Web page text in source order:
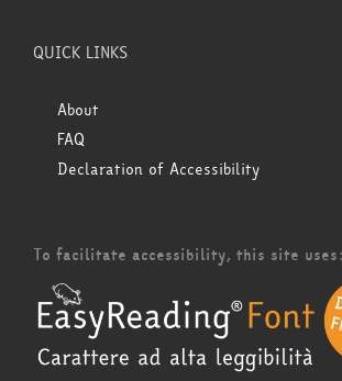
QUICK LINKS
About
FAQ
Declaration of Accessibility
To facilitate accessibility, this site uses: